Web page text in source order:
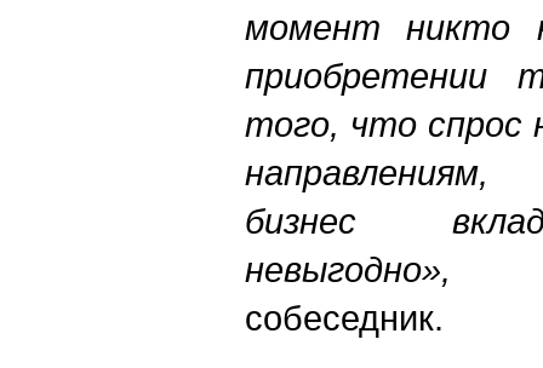
момент никто
приобретении
того, что спрос
бизнес
невыгодно»,
собеседник.